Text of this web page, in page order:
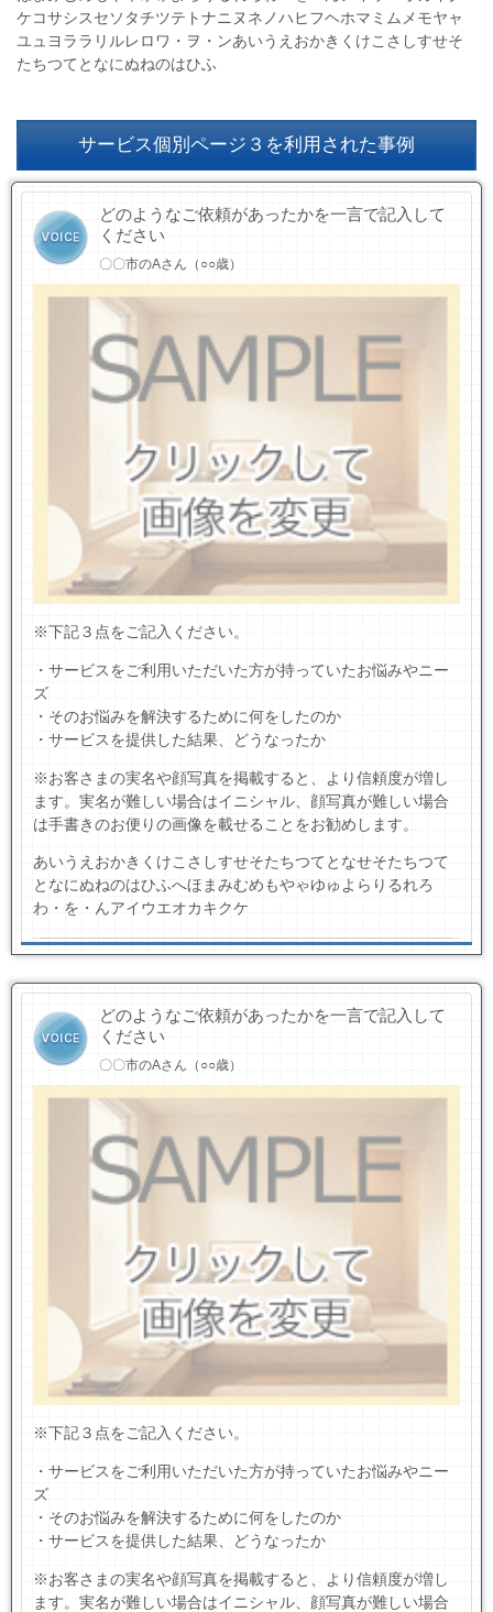
ケコサシスセソタチツテトナニヌネノハヒフヘホマミムメモヤャ
ユュヨララリルレロワ・ヲ・ンあいうえおかきくけこさしすせそ
たちつてとなにぬねのはひふ
サービス個別ページ３を利用された事例
どのようなご依頼があったかを一言で記入して
ください
〇〇市のAさん（○○歳）
※下記３点をご記入ください。
・サービスをご利用いただいた方が持っていたお悩みやニー
ズ
・そのお悩みを解決するために何をしたのか
・サービスを提供した結果、どうなったか
※お客さまの実名や顔写真を掲載すると、より信頼度が増し
ます。実名が難しい場合はイニシャル、顔写真が難しい場合
は手書きのお便りの画像を載せることをお勧めします。
あいうえおかきくけこさしすせそたちつてとなせそたちつて
となにぬねのはひふへほまみむめもやゃゆゅよらりるれろ
わ・を・んアイウエオカキクケ
どのようなご依頼があったかを一言で記入して
ください
〇〇市のAさん（○○歳）
※下記３点をご記入ください。
・サービスをご利用いただいた方が持っていたお悩みやニー
ズ
・そのお悩みを解決するために何をしたのか
・サービスを提供した結果、どうなったか
※お客さまの実名や顔写真を掲載すると、より信頼度が増し
ます。実名が難しい場合はイニシャル、顔写真が難しい場合